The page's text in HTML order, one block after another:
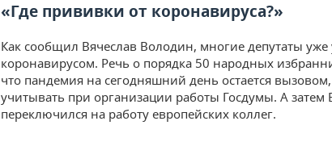
«Где прививки от коронавируса?»
Как сообщил Вячеслав Володин, многие депутаты уже
коронавирусом. Речь о порядка 50 народных
что пандемия на сегодняшний день остается
учитывать при организации работы Госдумы. А
переключился на работу европейских коллег.